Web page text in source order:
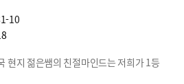
10
지 젊은쌤의 친절마인드는 저희가 1등